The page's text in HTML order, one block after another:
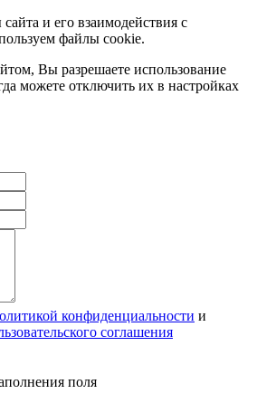
и его взаимодействия с
файлы cookie.
Вы разрешаете использование
можете отключить их в настройках
конфиденциальности и
соглашения
поля